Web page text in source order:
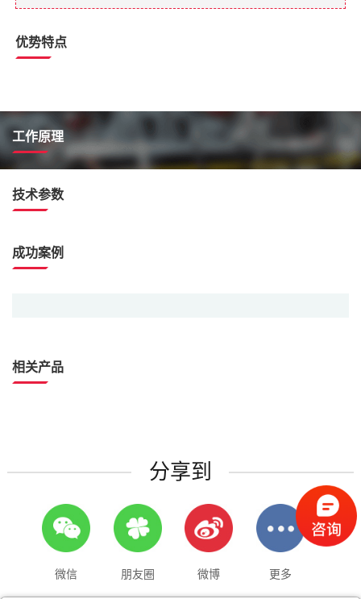
优势特点
工作原理
技术参数
成功案例
相关产品
分享到
微信 朋友圈 微博 更多